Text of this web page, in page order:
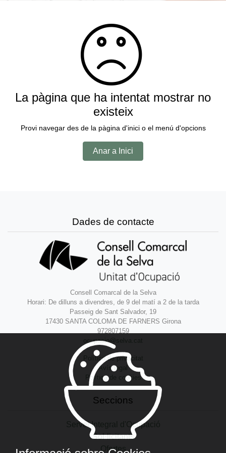
La pàgina que ha intentat mostrar no
existeix
Provi navegar des de la pàgina d'inici o el menú d'opcions
Anar a Inici
Dades de contacte
Consell Comarcal de la Selva
Horari: De dilluns a divendres, de 9 del matí a 2 de la tarda
Passeig de Sant Salvador, 19
17430 SANTA COLOMA DE FARNERS Girona
972807159
ocupacio@selva.cat
Política de privacitat
Avís legal
Política de cookies
Seccions
Servei Integral d'Ocupació
Sol·licitants
Ofertes